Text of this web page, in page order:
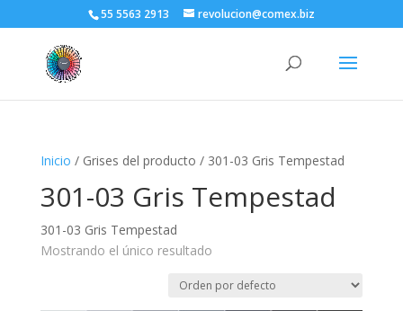
55 5563 2913 revolucion@comex.biz
Inicio / Grises del producto / 301-03 Gris Tempestad
301-03 Gris Tempestad
301-03 Gris Tempestad
Mostrando el único resultado